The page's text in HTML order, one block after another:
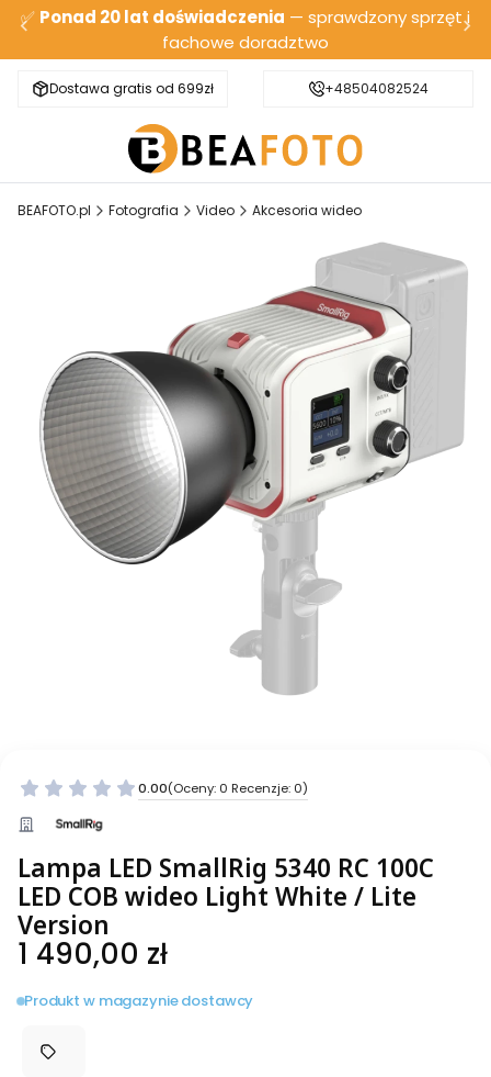
✅ Ponad 20 lat doświadczenia — sprawdzony sprzęt i
fachowe doradztwo
Dostawa gratis od 699zł Bezpieczna wysyłka
+48504082524
BEAFOTO.pl Fotografia Video Akcesoria wideo
0.00(Oceny: 0 Recenzje: 0)
Lampa LED SmallRig 5340 RC 100C
LED COB wideo Light White / Lite
Version
Cena
1 490,00 zł
Produkt w magazynie dostawcy